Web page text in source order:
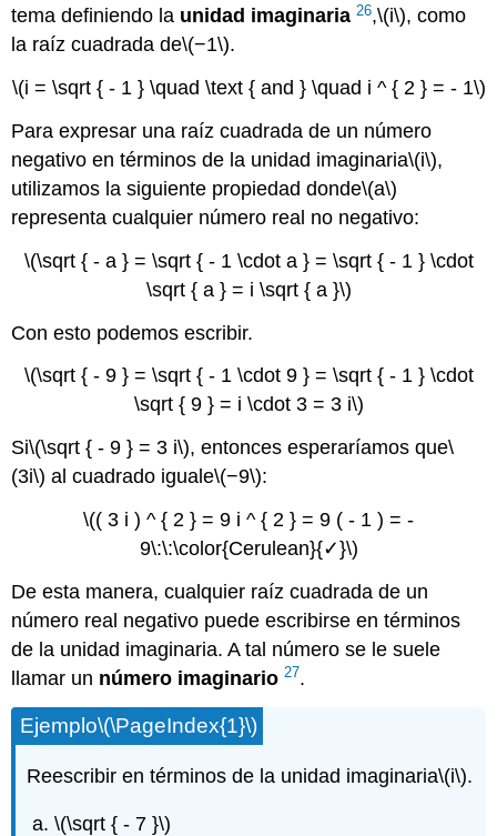
tema definiendo la unidad imaginaria 26,\(i\), como
la raíz cuadrada de\(−1\).
\(i = \sqrt { - 1 } \quad \text { and } \quad i ^ { 2 } = - 1\)
Para expresar una raíz cuadrada de un número
negativo en términos de la unidad imaginaria\(i\),
utilizamos la siguiente propiedad donde\(a\)
representa cualquier número real no negativo:
\(\sqrt { - a } = \sqrt { - 1 \cdot a } = \sqrt { - 1 } \cdot
\sqrt { a } = i \sqrt { a }\)
Con esto podemos escribir.
\(\sqrt { - 9 } = \sqrt { - 1 \cdot 9 } = \sqrt { - 1 } \cdot
\sqrt { 9 } = i \cdot 3 = 3 i\)
Si\(\sqrt { - 9 } = 3 i\), entonces esperaríamos que\
(3i\) al cuadrado iguale\(−9\):
\(( 3 i ) ^ { 2 } = 9 i ^ { 2 } = 9 ( - 1 ) = -
9\:\:\color{Cerulean}{✓}\)
De esta manera, cualquier raíz cuadrada de un
número real negativo puede escribirse en términos
de la unidad imaginaria. A tal número se le suele
llamar un número imaginario 27.
Ejemplo\(\PageIndex{1}\)
Reescribir en términos de la unidad imaginaria\(i\).
\(\sqrt { - 7 }\)